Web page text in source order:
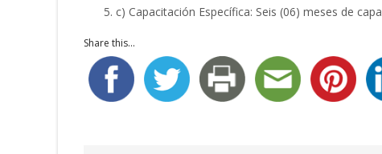
c) Capacitación Específica: Seis (06) meses de
Share this...